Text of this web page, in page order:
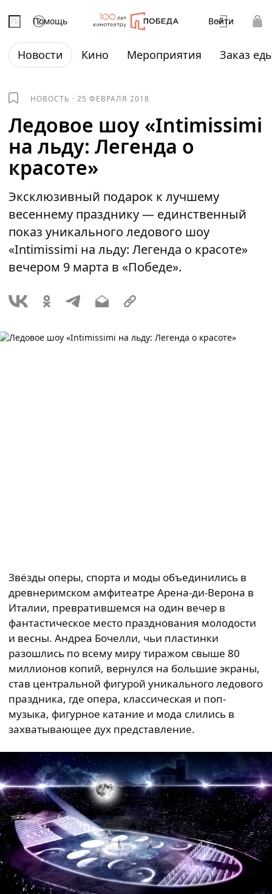
Помощь Войти
Новости Кино Мероприятия Заказ
НОВОСТЬ ·25 ФЕВРАЛЯ 2018
Ледовое шоу «Intimissimi
на льду: Легенда о
красоте»
Эксклюзивный подарок к лучшему
весеннему празднику — единственный
показ уникального ледового шоу
«Intimissimi на льду: Легенда о красоте»
вечером 9 марта в «Победе».
Звёзды оперы, спорта и моды объединились в
древнеримском амфитеатре Арена-ди-Верона в
Италии, превратившемся на один вечер в
фантастическое место празднования молодости
и весны. Андреа Бочелли, чьи пластинки
разошлись по всему миру тиражом свыше 80
миллионов копий, вернулся на большие экраны,
став центральной фигурой уникального ледового
праздника, где опера, классическая и поп-
музыка, фигурное катание и мода слились в
захватывающее дух представление.